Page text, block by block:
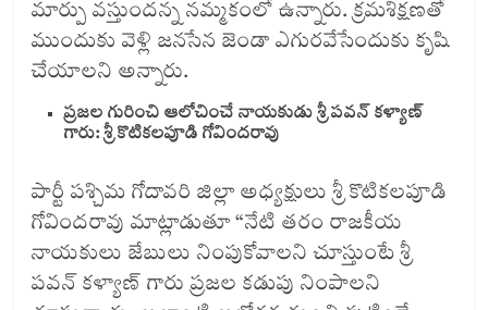
మార్పు వస్తుందన్న నమ్మకంలో ఉన్నారు. క్రమశిక్షణతో
ముందుకు వెళ్లి జనసేన జెండా ఎగురవేసేందుకు కృషి
చేయాలని అన్నారు.
ప్రజల గురించి ఆలోచించే నాయకుడు శ్రీ పవన్ కళ్యాణ్
గారు: శ్రీ కొటికలపూడి గోవిందరావు
పార్టీ పశ్చిమ గోదావరి జిల్లా అధ్యక్షులు శ్రీ కొటికలపూడి
గోవిందరావు మాట్లాడుతూ “నేటి తరం రాజకీయ
నాయకులు జేబులు నింపుకోవాలని చూస్తుంటే శ్రీ
పవన్ కళ్యాణ్ గారు ప్రజల కడుపు నింపాలని